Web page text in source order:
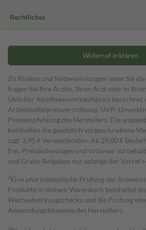
Rechtliches
Widerruf erklären
Zu Risiken und Nebenwirkungen lesen Sie
fragen Sie Ihre Ärztin, Ihren Arzt oder in
Üblicher Apothekenverkaufspreis berechnet
Arzneimittelpreisverordnung. UVP:
Preisempfehlung des Herstellers. Die
beinhalten die gesetzlich vorgeschriebene
zzgl. 3,95 € Versandkosten. Ab 29,00 €
frei. Preisänderungen und Irrtümer
und Gratis-Beigaben nur solange der Vorrat
1 Eine pharmazeutische Prüfung der
Produkte in deinem Warenkorb beinhaltet
Wechselwirkungschecks und die Prüfung
Anwendungshinweise des Herstellers.